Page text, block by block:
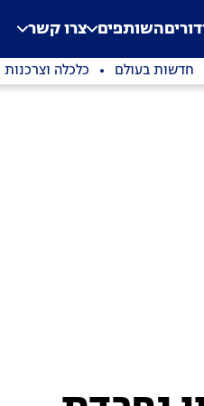
השותפים צרו קשר
חדשות בעולם כלכלה וצרכנות